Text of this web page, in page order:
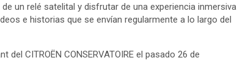
un relé satelital y disfrutar de una experiencia inmersiva
e historias que se envían regularmente a lo largo del
CITROËN CONSERVATOIRE el pasado 26 de